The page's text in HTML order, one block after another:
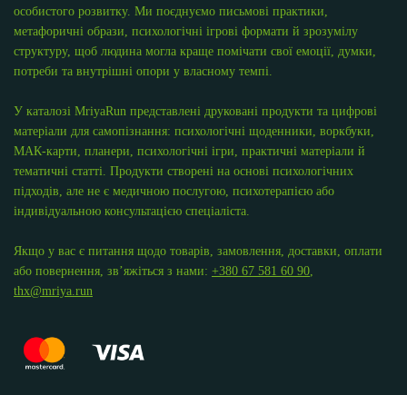
особистого розвитку. Ми поєднуємо письмові практики,
метафоричні образи, психологічні ігрові формати й зрозумілу
структуру, щоб людина могла краще помічати свої емоції, думки,
потреби та внутрішні опори у власному темпі.
У каталозі MriyaRun представлені друковані продукти та цифрові
матеріали для самопізнання: психологічні щоденники, воркбуки,
МАК-карти, планери, психологічні ігри, практичні матеріали й
тематичні статті. Продукти створені на основі психологічних
підходів, але не є медичною послугою, психотерапією або
індивідуальною консультацією спеціаліста.
Якщо у вас є питання щодо товарів, замовлення, доставки, оплати
або повернення, зв’яжіться з нами: +380 67 581 60 90,
thx@mriya.run